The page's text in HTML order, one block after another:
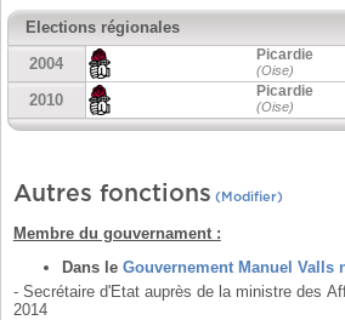
Elections régionales
2004
Picardie
(Oise)
2010 Picardie
(Oise)
Autres fonctions (Modifier)
Membre du gouvernament :
Dans le Gouvernement Manuel Valls
- Secrétaire d'Etat auprès de la ministre des Affaires sociales et de la Santé chargée de la Famille, des
2014